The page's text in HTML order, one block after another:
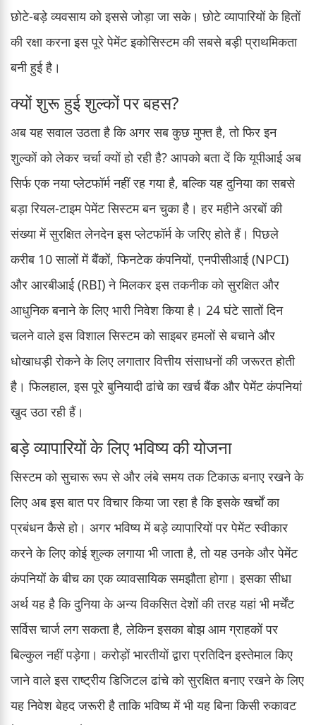
छोटे-बड़े व्यवसाय को इससे जोड़ा जा सके। छोटे व्यापारियों के हितों
की रक्षा करना इस पूरे पेमेंट इकोसिस्टम की सबसे बड़ी प्राथमिकता
बनी हुई है।
क्यों शुरू हुई शुल्कों पर बहस?
अब यह सवाल उठता है कि अगर सब कुछ मुफ्त है, तो फिर इन
शुल्कों को लेकर चर्चा क्यों हो रही है? आपको बता दें कि यूपीआई अब
सिर्फ एक नया प्लेटफॉर्म नहीं रह गया है, बल्कि यह दुनिया का सबसे
बड़ा रियल-टाइम पेमेंट सिस्टम बन चुका है। हर महीने अरबों की
संख्या में सुरक्षित लेनदेन इस प्लेटफॉर्म के जरिए होते हैं। पिछले
करीब 10 सालों में बैंकों, फिनटेक कंपनियों, एनपीसीआई (NPCI)
और आरबीआई (RBI) ने मिलकर इस तकनीक को सुरक्षित और
आधुनिक बनाने के लिए भारी निवेश किया है। 24 घंटे सातों दिन
चलने वाले इस विशाल सिस्टम को साइबर हमलों से बचाने और
धोखाधड़ी रोकने के लिए लगातार वित्तीय संसाधनों की जरूरत होती
है। फिलहाल, इस पूरे बुनियादी ढांचे का खर्च बैंक और पेमेंट कंपनियां
खुद उठा रही हैं।
बड़े व्यापारियों के लिए भविष्य की योजना
सिस्टम को सुचारू रूप से और लंबे समय तक टिकाऊ बनाए रखने के
लिए अब इस बात पर विचार किया जा रहा है कि इसके खर्चों का
प्रबंधन कैसे हो। अगर भविष्य में बड़े व्यापारियों पर पेमेंट स्वीकार
करने के लिए कोई शुल्क लगाया भी जाता है, तो यह उनके और पेमेंट
कंपनियों के बीच का एक व्यावसायिक समझौता होगा। इसका सीधा
अर्थ यह है कि दुनिया के अन्य विकसित देशों की तरह यहां भी मर्चेंट
सर्विस चार्ज लग सकता है, लेकिन इसका बोझ आम ग्राहकों पर
बिल्कुल नहीं पड़ेगा। करोड़ों भारतीयों द्वारा प्रतिदिन इस्तेमाल किए
जाने वाले इस राष्ट्रीय डिजिटल ढांचे को सुरक्षित बनाए रखने के लिए
यह निवेश बेहद जरूरी है ताकि भविष्य में भी यह बिना किसी रुकावट